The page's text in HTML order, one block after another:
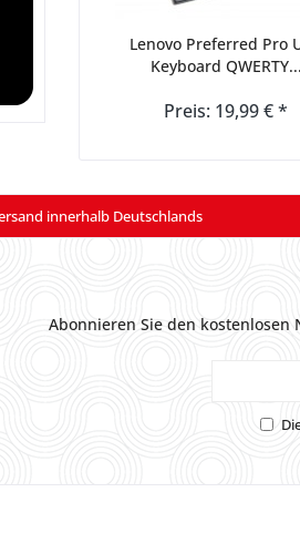
Lenovo Preferred Pro
Keyboard QWERTY...
Preis: 19,99 € *
innerhalb Deutschlands
Abonnieren Sie den kostenlosen